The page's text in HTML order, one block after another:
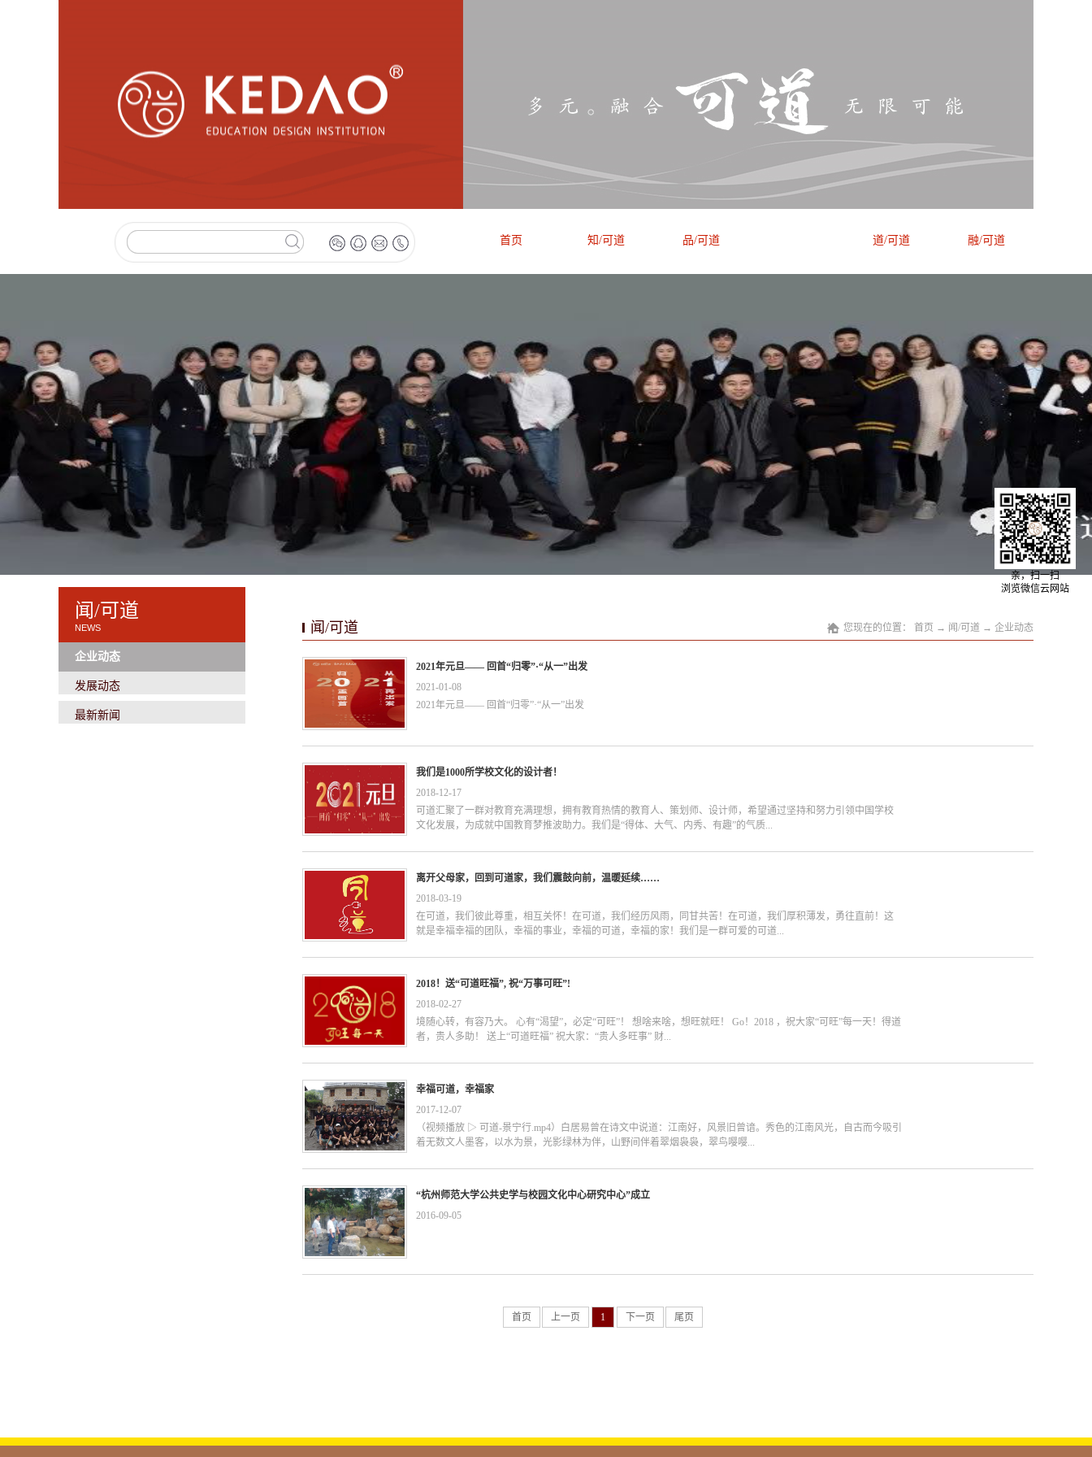
首页 知/可道 品/可道 道/可道 融/可道
闻/可道
NEWS
企业动态
发展动态
最新新闻
闻/可道 您现在的位置： 首页 → 闻/可道 → 企业动态
2021年元旦—— 回首“归零”·“从一”出发
2021年元旦—— 回首“归零”·“从一”出发
2021-01-08
我们是1000所学校文化的设计者！
可道汇聚了一群对教育充满理想，拥有教育热情的教育人、策划师、设计师，希望通过坚持和努力引领中国学校
文化发展，为成就中国教育梦推波助力。我们是“得体、大气、内秀、有趣”的气质...
可道人！ 核 心 管 理 团 队 陆宇慧可道创始人、董事长兼总裁 毕业于杭州师范大学美术学院 2005年开始从事学
校文化专业研究工作，2008年创立可道在创办可道和学校文化建设专业研究的路上坚持着“建设一校一品，成就教
育理想”的信念。带领着可道为推动中国教育的发展助一份微薄之力，为中国的学校和校长付出一份专业的支
持。 张治公司董事、玄众门装饰总经理 毕业于上海机电工程学院2016年协同创办可道玄众门装饰工程公司，拥
有多年工程管理经验 徐向东可道创意中心策划总监 毕业于华东师范大学汉语言文学系品牌策划专家，具有甲乙
等曾主持策划过梦天木门、海尔电器等品牌全案策划和市场工作 吴盈行政人事主任 部 门 介 绍 &...
2018-12-17
离开父母家，回到可道家，我们震鼓向前，温暖延续……
在可道，我们彼此尊重，相互关怀！在可道，我们经历风雨，同甘共苦！在可道，我们厚积薄发，勇往直前！这
就是幸福幸福的团队，幸福的事业，幸福的可道，幸福的家！我们是一群可爱的可道...
人！我们是一群自带发光体的可道人！我们会疯，我们会玩，我们会创造惊喜！我们在等待“同道”的你！我们在等
待“发光”的你！我们是一群服务于教育策划和设计的可道人！我们是一群打造学校文化品牌的可道人！我们为学校
铸灵魂，我们为学校树品牌，我们为学校设计最美的环境！让孩子们在美丽的校园里，健康成长。招聘岗位：
一、创意部门总监（部长）1、文化素养：1）深厚的文史知识底蕴2）具有文案写作能力3）拥有心理学、哲学知
识2、设计专业素养：1）平面、室内、景观某一方面5年以上工作经验具有成熟的个人作品案例；2） 熟练使用各
行业的各类前瞻设计具备敏锐的洞察力；3、管理专业素养：1）有较强的工作责任心、自律心和团队合作精神2）
师进行专业指导和培训；4）具有部门团队制度及工作流程的整合管理能力；4、具有担任项目总监的能力：1）负
责设计项目的总体设计进程,主导项目创意（策划、设计）；2）带领项目提报。（现场方案主讲、对客户进行专业
引导）二、创意...
2018-03-19
2018！送“可道旺福”, 祝“万事可旺”!
境随心转，有容乃大。 心有“渴望”，必定“可旺”！ 想啥来啥，想旺就旺！ Go！2018 ，祝大家“可旺”每一天！得道
者，贵人多助！ 送上“可道旺福” 祝大家：“贵人多旺事” 财...
旺福旺运道旺，人旺气旺身体旺！心有多大，舞台就有多大！ 有“渴望”，必“可旺”！ 梦想，近在咫尺， 我们，贵
在坚持！ Go！2018 ，祝大家“可旺”每一天！
2018-02-27
幸福可道，幸福家
（视频播放 ▷ 可道-景宁行.mp4）白居易曾在诗文中说道：江南好，风景旧曾谙。秀色的江南风光，自古而今吸引
着无数文人墨客，以水为景，光影绿林为伴，山野间伴着翠烟袅袅，翠鸟嘤嘤...
，在这八月水暖的仲夏之际，可道团队也乘着诗意去那山野间觅夏寻古。此次团建活动，我们选择了浙江景宁保
存最为完好的民族城乡-丽水·景宁畲族乡。最为久负盛名的畲族特色乡镇·景宁，在城市风格、民俗特色、山川风
光上都别具一格、独树一帜，可谓好去处。在仲夏的八月，我们选择了以夜色为背景的拜访，初到景宁，夜色下
的便是水，水是万物之源，水是孕龙之处，在这午后，觅得山野深处，人迹罕至的寒潭，戏水、垂钓、游泳、烧
2017-12-07
“杭州师范大学公共史学与校园文化中心研究中心”成立
2016-09-05
首页 上一页 1 下一页 尾页
亲，扫一扫
浏览微信云网站